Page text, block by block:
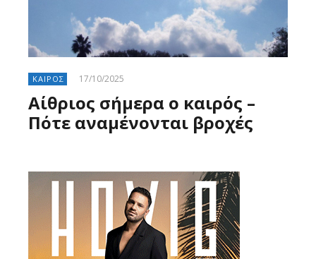
ΚΑΙΡΟΣ 17/10/2025
Αίθριος σήμερα ο καιρός –
Πότε αναμένονται βροχές